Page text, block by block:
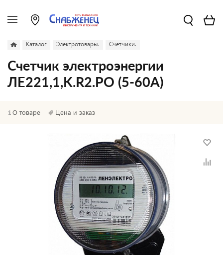
Каталог Электротовары. Счетчики.
Счетчик электроэнергии
ЛЕ221,1,K.R2.PO (5-60А)
О товаре Цена и заказ